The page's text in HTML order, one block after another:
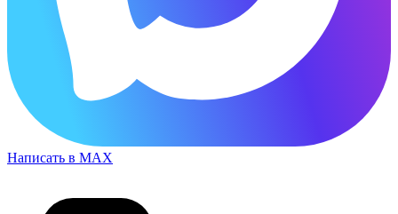
Написать в MAX